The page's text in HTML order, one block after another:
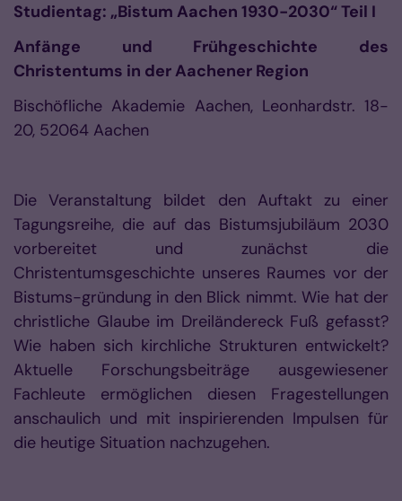
Studientag: „Bistum Aachen 1930-2030“ Teil I
Anfänge und Frühgeschichte des
Christentums in der Aachener Region
Bischöfliche Akademie Aachen, Leonhardstr. 18-
20, 52064 Aachen
Die Veranstaltung bildet den Auftakt zu einer
Tagungsreihe, die auf das Bis­tumsjubiläum 2030
vorbereitet und zunächst die
Christentumsgeschichte unseres Raumes vor der
Bistums-gründung in den Blick nimmt. Wie hat der
christliche Glaube im Dreiländereck Fuß gefasst?
Wie haben sich kirchliche Strukturen entwickelt?
Aktuelle Forschungsbeiträge ausgewiesener
Fachleute ermöglichen diesen Fragestellungen
anschaulich und mit inspirierenden Impulsen für
die heutige Situation nachzugehen.